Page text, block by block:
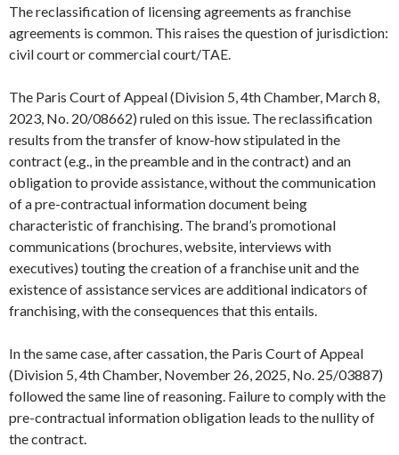
The reclassification of licensing agreements as franchise
agreements is common. This raises the question of jurisdiction:
civil court or commercial court/TAE.
The Paris Court of Appeal (Division 5, 4th Chamber, March 8,
2023, No. 20/08662) ruled on this issue. The reclassification
results from the transfer of know-how stipulated in the
contract (e.g., in the preamble and in the contract) and an
obligation to provide assistance, without the communication
of a pre-contractual information document being
characteristic of franchising. The brand’s promotional
communications (brochures, website, interviews with
executives) touting the creation of a franchise unit and the
existence of assistance services are additional indicators of
franchising, with the consequences that this entails.
In the same case, after cassation, the Paris Court of Appeal
(Division 5, 4th Chamber, November 26, 2025, No. 25/03887)
followed the same line of reasoning. Failure to comply with the
pre-contractual information obligation leads to the nullity of
the contract.